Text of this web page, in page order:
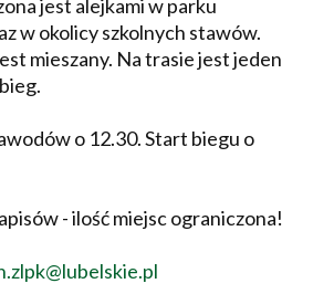
jest alejkami w parku
w okolicy szkolnych stawów.
mieszany. Na trasie jest jeden
o 12.30. Start biegu o
- ilość miejsc ograniczona!